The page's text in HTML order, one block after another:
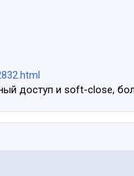
доступ и soft-close,